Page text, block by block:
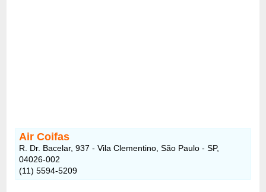
Air Coifas
R. Dr. Bacelar, 937 - Vila Clementino, São Paulo - SP,
04026-002
(11) 5594-5209